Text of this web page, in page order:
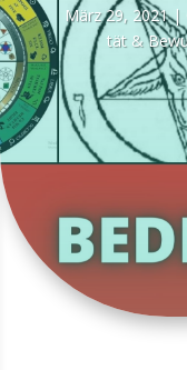
März 29, 2021|
tät &